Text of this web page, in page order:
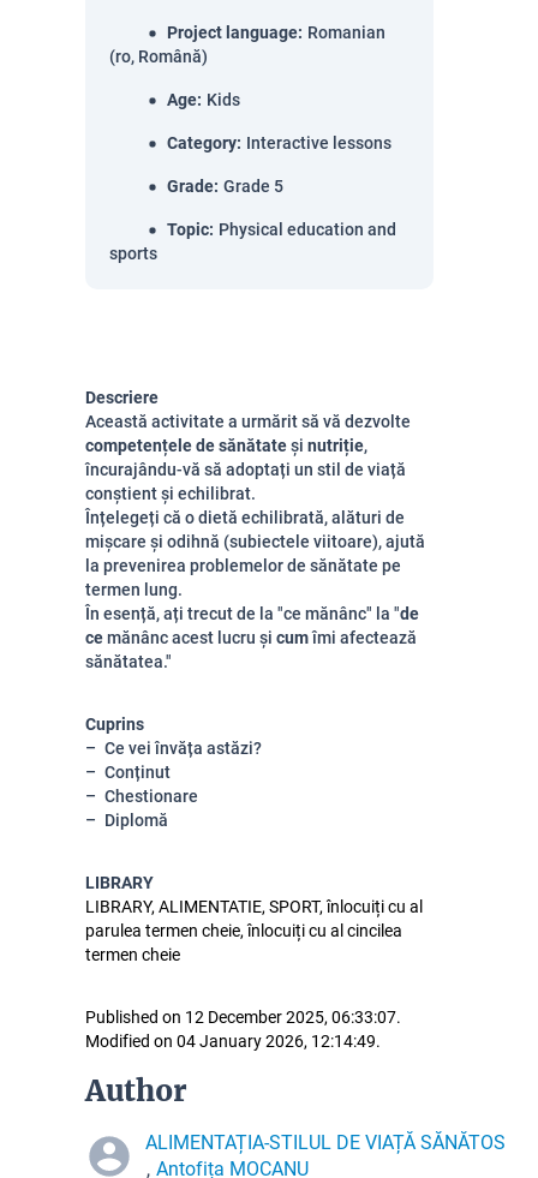
Project language: Romanian
(ro, Română)
Age: Kids
Category: Interactive lessons
Grade: Grade 5
Topic: Physical education and
sports
Descriere
Această activitate a urmărit să vă dezvolte
competențele de sănătateși nutriție,
încurajându-vă să adoptați un stil de viață
conștient și echilibrat.
Înțelegeți că o dietă echilibrată, alături de
mișcare și odihnă (subiectele viitoare), ajută
la prevenirea problemelor de sănătate pe
termen lung.
În esență, ați trecut de la "ce mănânc" la "de
cemănânc acest lucru și cumîmi afectează
sănătatea."
Cuprins
Ce vei învăța astăzi?
Conținut
Chestionare
Diplomă
LIBRARY
LIBRARY, ALIMENTATIE, SPORT, înlocuiți cu al
parulea termen cheie, înlocuiți cu al cincilea
termen cheie
Published on 12 December 2025, 06:33:07.
Modified on 04 January 2026, 12:14:49.
Author
ALIMENTAȚIA-STILUL DE VIAȚĂ SĂNĂTOS
, Antofița MOCANU